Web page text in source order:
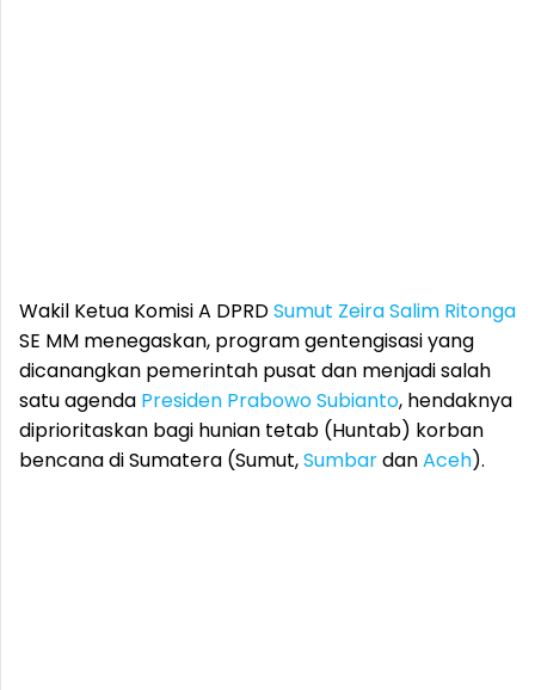
Wakil Ketua Komisi A DPRDSumut Zeira Salim Ritonga
SE MM menegaskan, program gentengisasi yang
dicanangkan pemerintah pusat dan menjadi salah
satu agenda Presiden Prabowo Subianto, hendaknya
diprioritaskan bagi hunian tetab (Huntab) korban
bencana di Sumatera (Sumut,SumbardanAceh).